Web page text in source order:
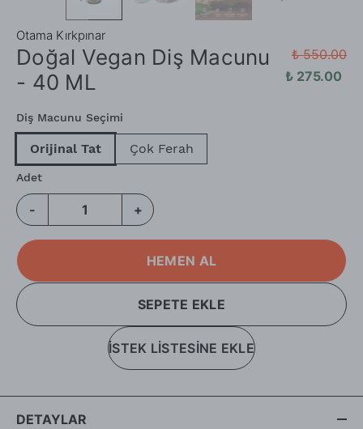
Otama Kırkpınar
Doğal Vegan Diş Macunu
- 40 ML
₺ 550.00
₺ 275.00
Diş Macunu Seçimi
Orijinal Tat Çok Ferah
Adet
- +
HEMEN AL
SEPETE EKLE
İSTEK LİSTESİNE EKLE
DETAYLAR